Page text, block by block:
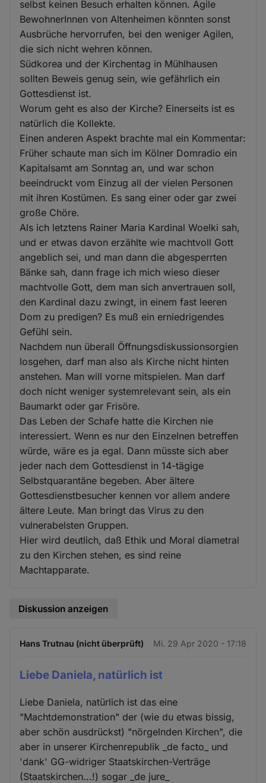
selbst keinen Besuch erhalten können. Agile
BewohnerInnen von Altenheimen könnten sonst
Ausbrüche hervorrufen, bei den weniger Agilen,
die sich nicht wehren können.
Südkorea und der Kirchentag in Mühlhausen
sollten Beweis genug sein, wie gefährlich ein
Gottesdienst ist.
Worum geht es also der Kirche? Einerseits ist es
natürlich die Kollekte.
Einen anderen Aspekt brachte mal ein Kommentar:
Früher schaute man sich im Kölner Domradio ein
Kapitalsamt am Sonntag an, und war schon
beeindruckt vom Einzug all der vielen Personen
mit ihren Kostümen. Es sang einer oder gar zwei
große Chöre.
Als ich letztens Rainer Maria Kardinal Woelki sah,
und er etwas davon erzählte wie machtvoll Gott
angeblich sei, und man dann die abgesperrten
Bänke sah, dann frage ich mich wieso dieser
machtvolle Gott, dem man sich anvertrauen soll,
den Kardinal dazu zwingt, in einem fast leeren
Dom zu predigen? Es muß ein erniedrigendes
Gefühl sein.
Nachdem nun überall Öffnungsdiskussionsorgien
losgehen, darf man also als Kirche nicht hinten
anstehen. Man will vorne mitspielen. Man darf
doch nicht weniger systemrelevant sein, als ein
Baumarkt oder gar Frisöre.
Das Leben der Schafe hatte die Kirchen nie
interessiert. Wenn es nur den Einzelnen betreffen
würde, wäre es ja egal. Dann müsste sich aber
jeder nach dem Gottesdienst in 14-tägige
Selbstquarantäne begeben. Aber ältere
Gottesdienstbesucher kennen vor allem andere
ältere Leute. Man bringt das Virus zu den
vulnerabelsten Gruppen.
Hier wird deutlich, daß Ethik und Moral diametral
zu den Kirchen stehen, es sind reine
Machtapparate.
Diskussion anzeigen
Hans Trutnau (nicht überprüft) Mi. 29 Apr 2020 - 17:18
Liebe Daniela, natürlich ist
Liebe Daniela, natürlich ist das eine
"Machtdemonstration" der (wie du etwas bissig,
aber schön ausdrückst) "nörgelnden Kirchen", die
aber in unserer Kirchenrepublik _de facto_ und
'dank' GG-widriger Staatskirchen-Verträge
(Staatskirchen...!) sogar _de jure_